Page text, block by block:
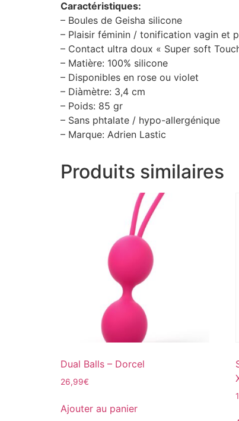
Caractéristiques:
– Boules de Geisha silicone
– Plaisir féminin / tonification vagin et
– Contact ultra doux « Super soft
– Matière: 100% silicone
– Disponibles en rose ou violet
– Diàmètre: 3,4 cm
– Poids: 85 gr
– Sans phtalate / hypo-allergénique
– Marque: Adrien Lastic
Produits similaires
Dual Balls – Dorcel
26,99€
Ajouter au panier